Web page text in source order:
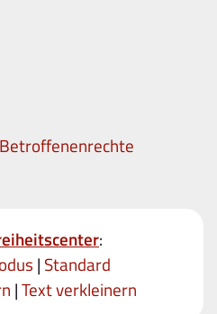
:
| Standard
|Text verkleinern